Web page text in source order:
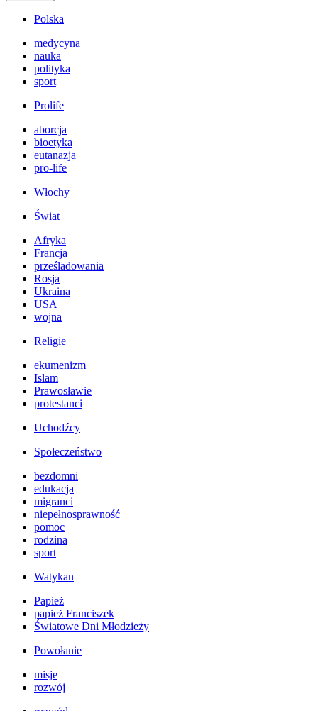
Polska
medycyna
nauka
polityka
sport
Prolife
aborcja
bioetyka
eutanazja
pro-life
Włochy
Świat
Afryka
Francja
prześladowania
Rosja
Ukraina
USA
wojna
Religie
ekumenizm
Islam
Prawosławie
protestanci
Uchodźcy
Społeczeństwo
bezdomni
edukacja
migranci
niepełnosprawność
pomoc
rodzina
sport
Watykan
Papież
papież Franciszek
Światowe Dni Młodzieży
Powołanie
misje
rozwój